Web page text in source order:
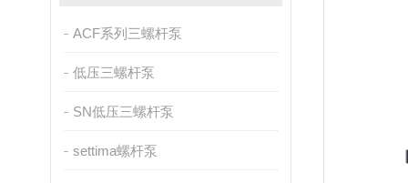
ACF系列三螺杆泵
低压三螺杆泵
SN低压三螺杆泵
settima螺杆泵